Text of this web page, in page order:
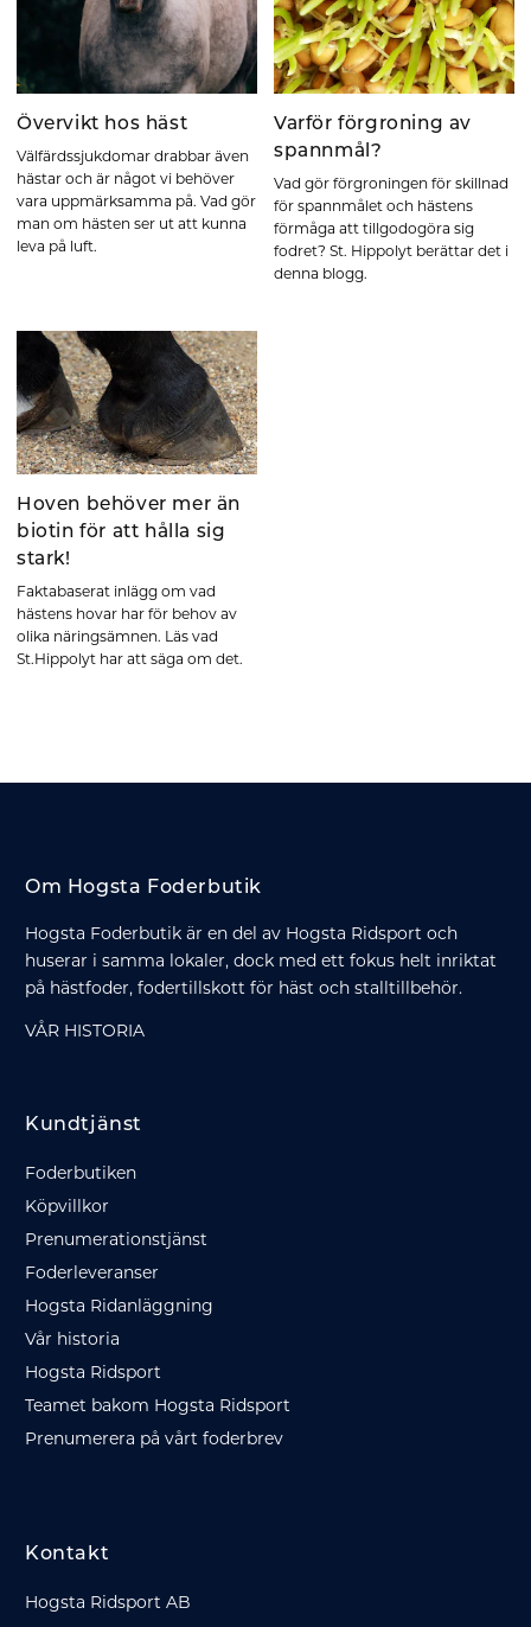
Övervikt hos häst
Välfärdssjukdomar drabbar även
hästar och är något vi behöver
vara uppmärksamma på. Vad gör
man om hästen ser ut att kunna
leva på luft.
Varför förgroning av
spannmål?
Vad gör förgroningen för skillnad
för spannmålet och hästens
förmåga att tillgodogöra sig
fodret? St. Hippolyt berättar det i
denna blogg.
Hoven behöver mer än
biotin för att hålla sig
stark!
Faktabaserat inlägg om vad
hästens hovar har för behov av
olika näringsämnen. Läs vad
St.Hippolyt har att säga om det.
Om Hogsta Foderbutik
Hogsta Foderbutik är en del av Hogsta Ridsport och
huserar i samma lokaler, dock med ett fokus helt inriktat
på hästfoder, fodertillskott för häst och stalltillbehör.
VÅR HISTORIA
Kundtjänst
Foderbutiken
Köpvillkor
Prenumerationstjänst
Foderleveranser
Hogsta Ridanläggning
Vår historia
Hogsta Ridsport
Teamet bakom Hogsta Ridsport
Prenumerera på vårt foderbrev
Kontakt
Hogsta Ridsport AB